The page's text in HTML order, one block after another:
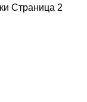
Страница 2